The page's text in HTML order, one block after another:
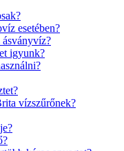
esetében?
igyunk?
vízszűrőnek?